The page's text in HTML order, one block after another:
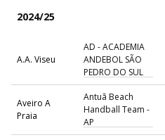
2024/25
A.A. Viseu
AD - ACADEMIA
ANDEBOL SÃO
PEDRO DO SUL
Aveiro A
Praia
Antuã Beach
Handball Team -
AP